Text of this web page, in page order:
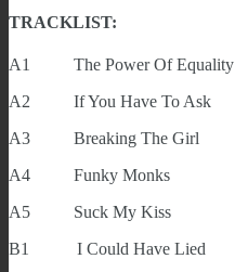
TRACKLIST:
A1 The Power Of Equality
A2 If You Have To Ask
A3 Breaking The Girl
A4 Funky Monks
A5 Suck My Kiss
B1 I Could Have Lied